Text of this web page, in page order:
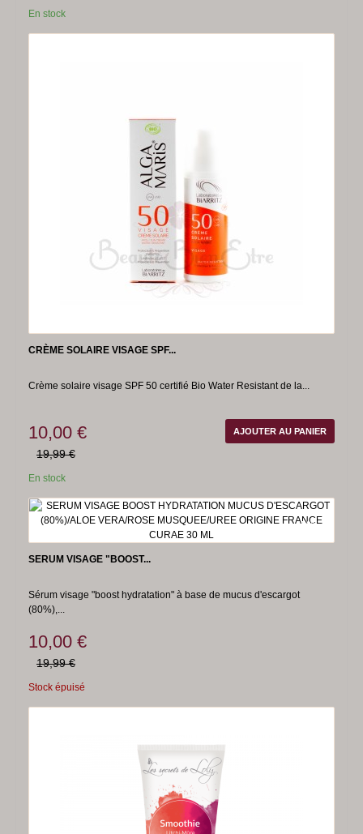
En stock
CRÈME SOLAIRE VISAGE SPF...
Crème solaire visage SPF 50 certifié Bio Water Resistant de la...
10,00 €
19,99 €
En stock
AJOUTER AU PANIER
SERUM VISAGE "BOOST...
Sérum visage "boost hydratation" à base de mucus d'escargot
(80%),...
-50%
10,00 €
19,99 €
Stock épuisé